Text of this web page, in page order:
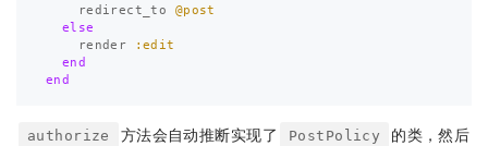
redirect_to
@post
else
render
:edit
end
end
authorize 方法会自动推断实现了 PostPolicy
的类，然后